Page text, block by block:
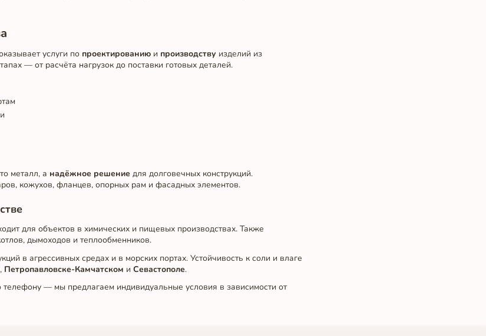
услуги по проектированиюи производству изделий из
— от расчёта нагрузок до поставки готовых деталей.
металл, а надёжное решениедля долговечных конструкций.
кожухов, фланцев, опорных рам и фасадных элементов.
для объектов в химических и пищевых производствах. Также
дымоходов и теплообменников.
в агрессивных средах и в морских портах. Устойчивость к соли и влаге
, Петропавловске-Камчатском и Севастополе.
телефону — мы предлагаем индивидуальные условия в зависимости от